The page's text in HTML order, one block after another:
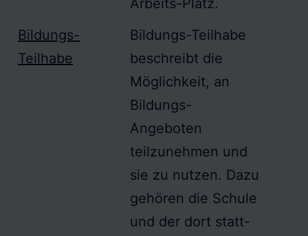
Arbeits-Platz.
Bildungs-
Teilhabe
Bildungs-Teilhabe
beschreibt die
Möglichkeit, an
Bildungs-
Angeboten
teilzunehmen und
sie zu nutzen. Dazu
gehören die Schule
und der dort statt-